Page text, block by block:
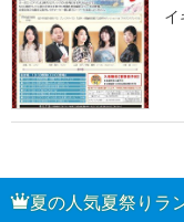
夏の人気夏祭りラ